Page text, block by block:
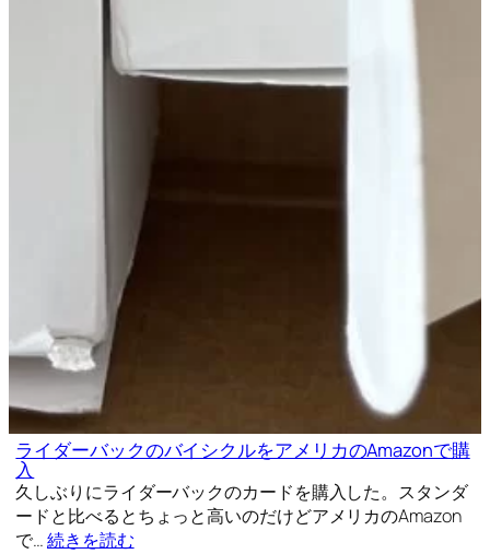
ライダーバックのバイシクルをアメリカのAmazonで購
入
久しぶりにライダーバックのカードを購入した。スタンダ
ードと比べるとちょっと高いのだけどアメリカのAmazon
で…続きを読む